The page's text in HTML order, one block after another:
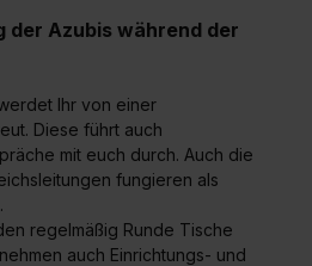
der Azubis während der
Ihr von einer
Diese führt auch
mit euch durch. Auch die
fungieren als
regelmäßig Runde Tische
auch Einrichtungs- und